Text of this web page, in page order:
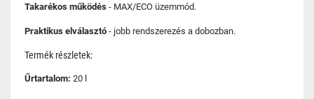
Takarékos működés - MAX/ECO üzemmód.
Praktikus elválasztó - jobb rendszerezés a dobozban.
Termék részletek:
Űrtartalom: 20 l